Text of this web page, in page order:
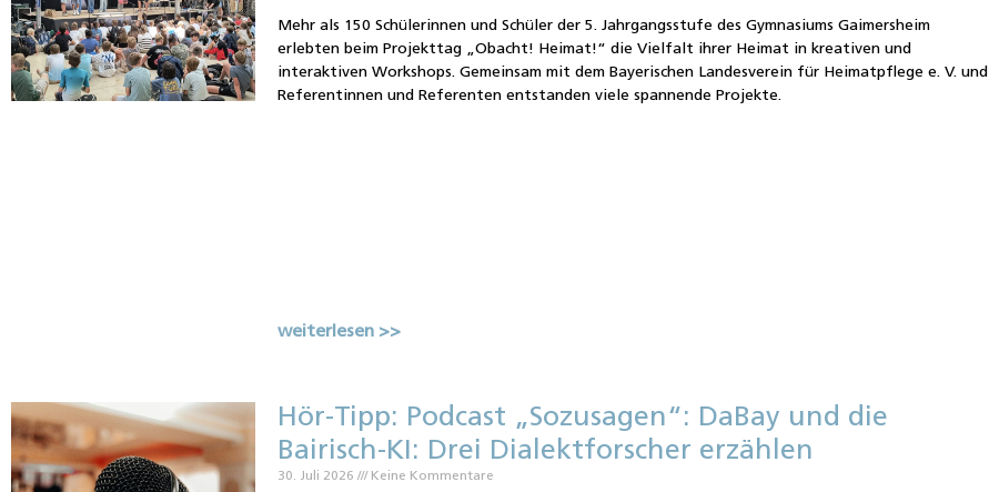
Mehr als 150 Schülerinnen und Schüler der 5. Jahrgangsstufe des Gymnasiums Gaimersheim
erlebten beim Projekttag „Obacht! Heimat!“ die Vielfalt ihrer Heimat in kreativen und
interaktiven Workshops. Gemeinsam mit dem Bayerischen Landesverein für Heimatpflege e. V. und
Referentinnen und Referenten entstanden viele spannende Projekte.
weiterlesen >>
Hör-Tipp: Podcast „Sozusagen“: DaBay und die
Bairisch-KI: Drei Dialektforscher erzählen
30. Juli 2026 Keine Kommentare